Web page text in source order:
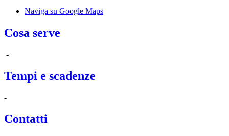
Naviga su Google Maps
Cosa serve
-
Tempi e scadenze
-
Contatti